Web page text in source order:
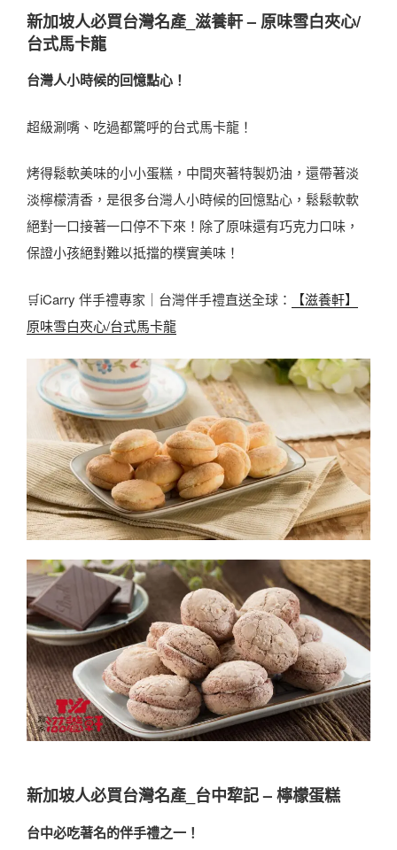
新加坡人必買台灣名產 _滋養軒 – 原味雪白夾心/
台式馬卡龍
台灣人小時候的回憶點心！
超級涮嘴、吃過都驚呼的台式馬卡龍！
烤得鬆軟美味的小小蛋糕，中間夾著特製奶油，還帶著淡
淡檸檬清香，是很多台灣人小時候的回憶點心，鬆鬆軟軟
絕對一口接著一口停不下來！除了原味還有巧克力口味，
保證小孩絕對難以抵擋的樸實美味！
🛒iCarry 伴手禮專家｜台灣伴手禮直送全球：
【滋養軒】
原味雪白夾心/台式馬卡龍
新加坡人必買台灣名產 _台中犂記 – 檸檬蛋糕
台中必吃著名的伴手禮之一！